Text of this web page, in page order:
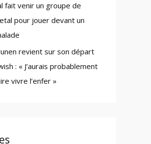
fait venir un groupe de
pour jouer devant un
revient sur son départ
: « J’aurais probablement
vivre l’enfer »